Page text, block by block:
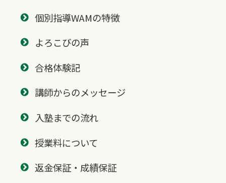
個別指導WAMの特徴
よろこびの声
合格体験記
講師からのメッセージ
入塾までの流れ
授業料について
返金保証・成績保証